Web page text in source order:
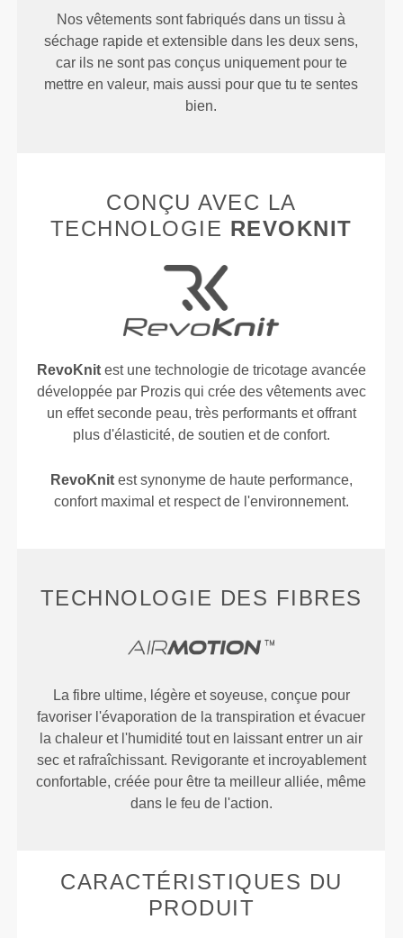
Nos vêtements sont fabriqués dans un tissu à
séchage rapide et extensible dans les deux sens,
car ils ne sont pas conçus uniquement pour te
mettre en valeur, mais aussi pour que tu te sentes
bien.
CONÇU AVEC LA
TECHNOLOGIE REVOKNIT
RevoKnitest une technologie de tricotage avancée
développée par Prozis qui crée des vêtements avec
un effet seconde peau, très performants et offrant
plus d'élasticité, de soutien et de confort.
RevoKnitest synonyme de haute performance,
confort maximal et respect de l'environnement.
TECHNOLOGIE DES FIBRES
La fibre ultime, légère et soyeuse, conçue pour
favoriser l'évaporation de la transpiration et évacuer
la chaleur et l'humidité tout en laissant entrer un air
sec et rafraîchissant. Revigorante et incroyablement
confortable, créée pour être ta meilleur alliée, même
dans le feu de l'action.
CARACTÉRISTIQUES DU
PRODUIT